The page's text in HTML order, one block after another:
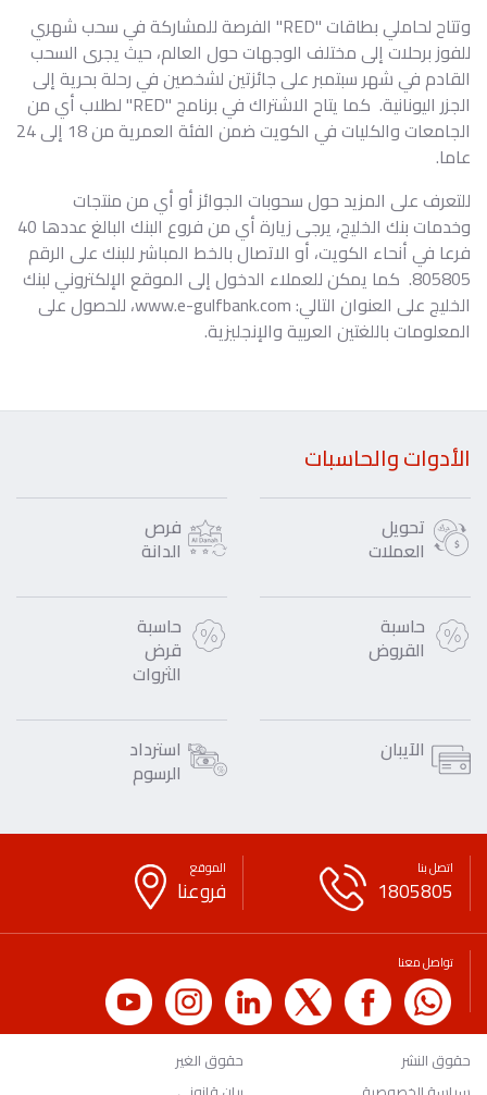
وتتاح لحاملي بطاقات "RED" الفرصة للمشاركة في سحب شهري
للفوز برحلات إلى مختلف الوجهات حول العالم، حيث يجرى السحب
القادم في شهر سبتمبر على جائزتين لشخصين في رحلة بحرية إلى
الجزر اليونانية. كما يتاح الاشتراك في برنامج "RED" لطلاب أي من
الجامعات والكليات في الكويت ضمن الفئة العمرية من 18 إلى 24
عاما.
للتعرف على المزيد حول سحوبات الجوائز أو أي من منتجات
وخدمات بنك الخليج، يرجى زيارة أي من فروع البنك البالغ عددها 40
فرعا في أنحاء الكويت، أو الاتصال بالخط المباشر للبنك على الرقم
805805. كما يمكن للعملاء الدخول إلى الموقع الإلكتروني لبنك
الخليج على العنوان التالي: www.e-gulfbank.com، للحصول على
المعلومات باللغتين العربية والإنجليزية.
الأدوات والحاسبات
تحويل
العملات
فرص
الدانة
حاسبة
القروض
حاسبة
قرض
الثروات
الآيبان استرداد
الرسوم
اتصل بنا
1805805
الموقع
فروعنا
تواصل معنا
حقوق النشر
حقوق الغير